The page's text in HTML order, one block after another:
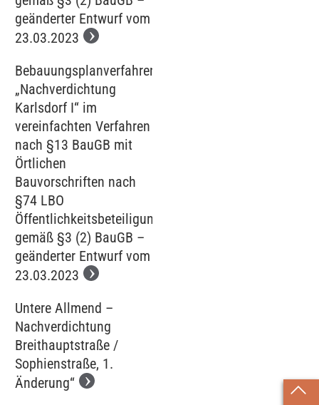
geänderter Entwurf vom
23.03.2023
Bebauungsplanverfahren
„Nachverdichtung
Karlsdorf I“ im
vereinfachten Verfahren
nach §13 BauGB mit
Örtlichen
Bauvorschriften nach
§74 LBO
Öffentlichkeitsbeteiligung
gemäß §3 (2) BauGB –
geänderter Entwurf vom
23.03.2023
Untere Allmend –
Nachverdichtung
Breithauptstraße /
Sophienstraße, 1.
Änderung“